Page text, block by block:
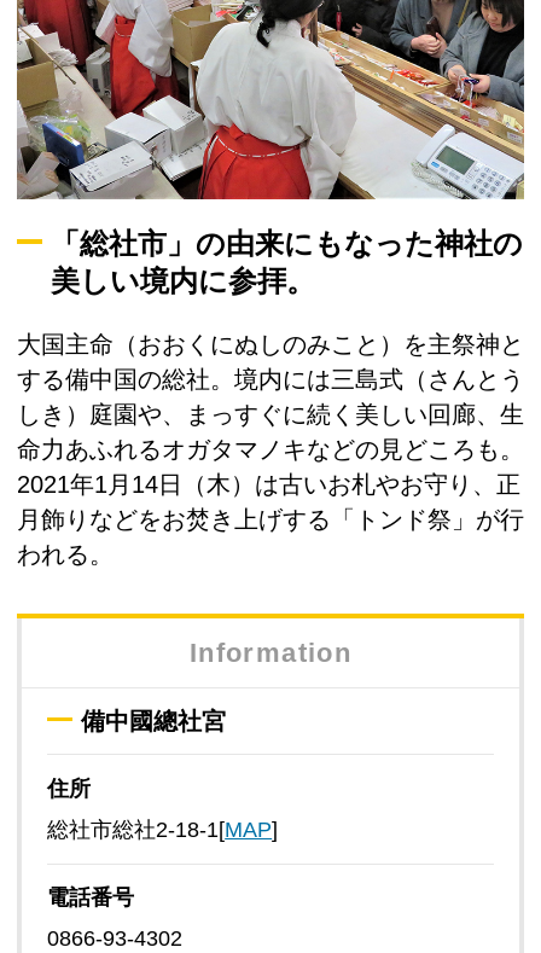
「総社市」の由来にもなった神社の
美しい境内に参拝。
大国主命（おおくにぬしのみこと）を主祭神と
する備中国の総社。境内には三島式（さんとう
しき）庭園や、まっすぐに続く美しい回廊、生
命力あふれるオガタマノキなどの見どころも。
2021年1月14日（木）は古いお札やお守り、正
月飾りなどをお焚き上げする「トンド祭」が行
われる。
Information
備中國總社宮
住所
総社市総社2-18-1[MAP]
電話番号
0866-93-4302